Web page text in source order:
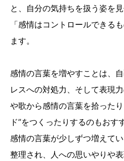
と、自分の気持ちを扱う姿を
「感情はコントロールできる
ます。
感情の言葉を増やすことは、
レスへの対処力、そして表現
や歌から感情の言葉を拾った
ド”をつくったりするのもおす
感情の言葉が少しずつ増えて
整理され、人への思いやりや表